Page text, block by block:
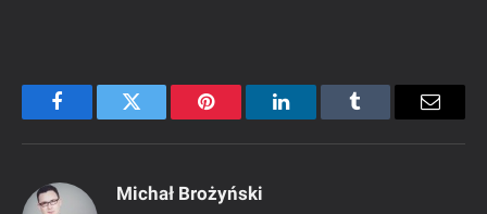
FacebookTwitter Pinterest LinkedInTumblr Email
Michał Brożyński